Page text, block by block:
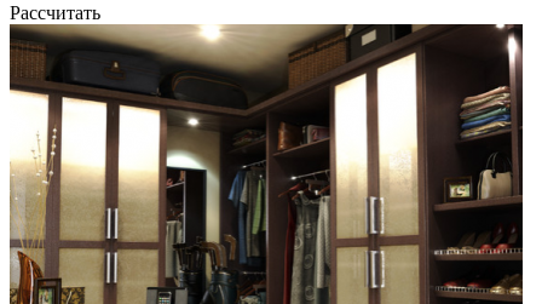
Рассчитать